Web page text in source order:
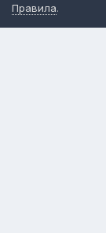
Правила.